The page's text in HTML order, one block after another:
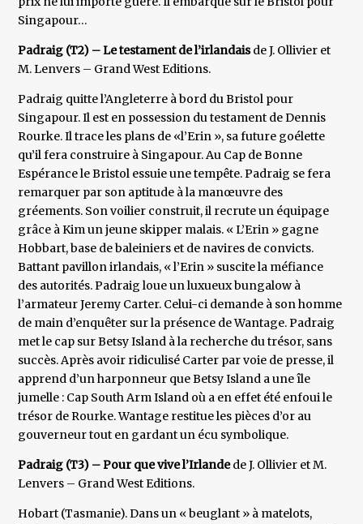
Singapour…
Padraig (T2) – Le testament de l’irlandaisde J. Ollivier et
M. Lenvers – Grand West Editions.
Padraig quitte l’Angleterre à bord du Bristol pour
Singapour. Il est en possession du testament de Dennis
Rourke. Il trace les plans de «l’Erin », sa future goélette
qu’il fera construire à Singapour. Au Cap de Bonne
Espérance le Bristol essuie une tempête. Padraig se fera
remarquer par son aptitude à la manœuvre des
gréements. Son voilier construit, il recrute un équipage
grâce à Kim un jeune skipper malais. « L’Erin » gagne
Hobbart, base de baleiniers et de navires de convicts.
Battant pavillon irlandais, « l’Erin » suscite la méfiance
des autorités. Padraig loue un luxueux bungalow à
l’armateur Jeremy Carter. Celui-ci demande à son homme
de main d’enquêter sur la présence de Wantage. Padraig
met le cap sur Betsy Island à la recherche du trésor, sans
succès. Après avoir ridiculisé Carter par voie de presse, il
apprend d’un harponneur que Betsy Island a une île
jumelle : Cap South Arm Island où a en effet été enfoui le
trésor de Rourke. Wantage restitue les pièces d’or au
gouverneur tout en gardant un écu symbolique.
Padraig (T3) – Pour que vive l’Irlandede J. Ollivier et M.
Lenvers – Grand West Editions.
Hobart (Tasmanie). Dans un « beuglant » à matelots,